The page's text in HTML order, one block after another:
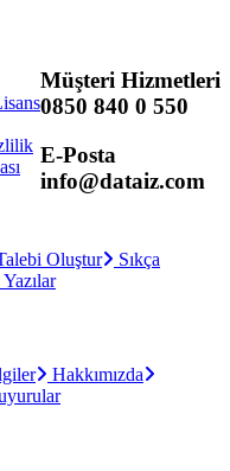
Müşteri Hizmetleri
0850 840 0 550
E-Posta
info@dataiz.com
Oluştur
Sıkça
Hakkımızda